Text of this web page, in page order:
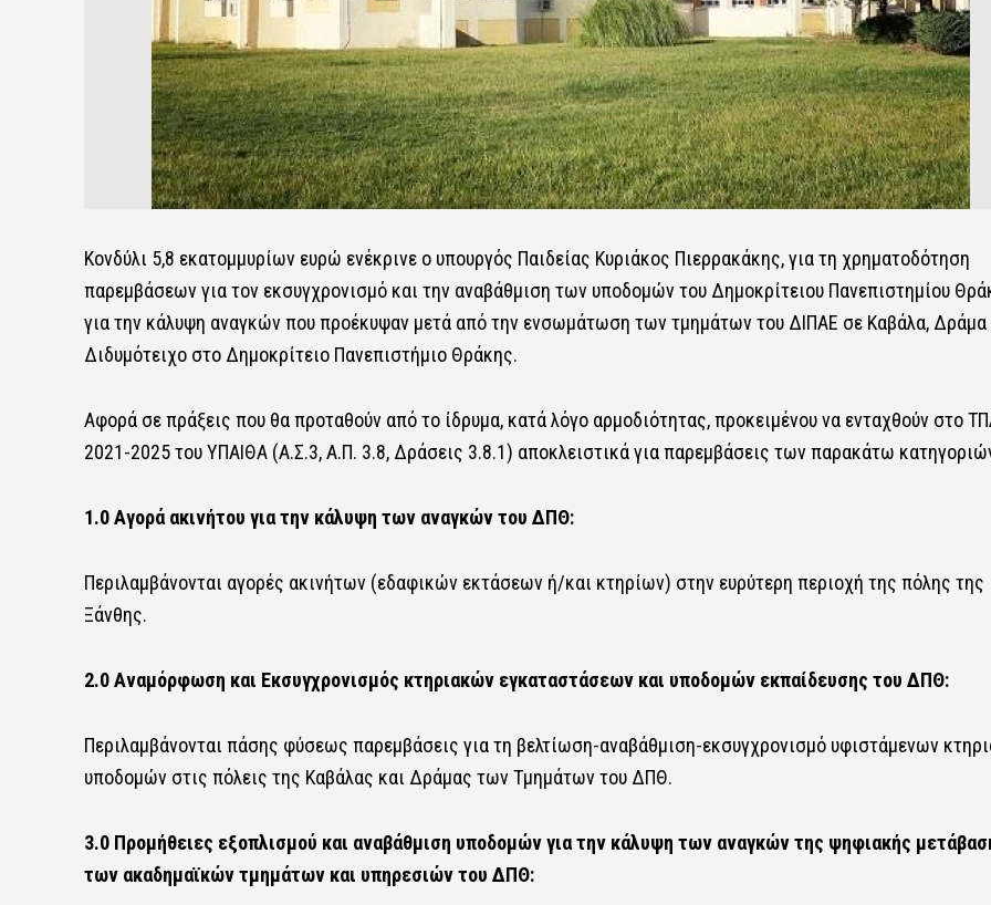
Κονδύλι 5,8 εκατομμυρίων ευρώ ενέκρινε ο υπουργός Παιδείας Κυριάκος Πιερρακάκης, για τη χρηματοδότηση
παρεμβάσεων για τον εκσυγχρονισμό και την αναβάθμιση των υποδομών του Δημοκρίτειου Πανεπιστημίου
για την κάλυψη αναγκών που προέκυψαν μετά από την ενσωμάτωση των τμημάτων του ΔΙΠΑΕ σε Καβάλα, Δράμα
Διδυμότειχο στο Δημοκρίτειο Πανεπιστήμιο Θράκης.
Αφορά σε πράξεις που θα προταθούν από το ίδρυμα, κατά λόγο αρμοδιότητας, προκειμένου να ενταχθούν στο
2021-2025 του ΥΠΑΙΘΑ (Α.Σ.3, Α.Π. 3.8, Δράσεις 3.8.1) αποκλειστικά για παρεμβάσεις των παρακάτω
1.0 Αγορά ακινήτου για την κάλυψη των αναγκών του ΔΠΘ:
Περιλαμβάνονται αγορές ακινήτων (εδαφικών εκτάσεων ή/και κτηρίων) στην ευρύτερη περιοχή της πόλης της
Ξάνθης.
2.0 Αναμόρφωση και Εκσυγχρονισμός κτηριακών εγκαταστάσεων και υποδομών εκπαίδευσης του ΔΠΘ:
Περιλαμβάνονται πάσης φύσεως παρεμβάσεις για τη βελτίωση-αναβάθμιση-εκσυγχρονισμό υφιστάμενων
υποδομών στις πόλεις της Καβάλας και Δράμας των Τμημάτων του ΔΠΘ.
3.0 Προμήθειες εξοπλισμού και αναβάθμιση υποδομών για την κάλυψη των αναγκών της ψηφιακής
των ακαδημαϊκών τμημάτων και υπηρεσιών του ΔΠΘ: